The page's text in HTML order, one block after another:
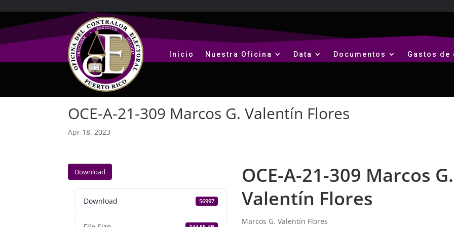
Inicio Nuestra Oficina Data Documentos Gastos
OCE-A-21-309 Marcos G. Valentín Flores
Apr 18, 2023
Download
Download 56997
OCE-A-21-309 Marcos G.
Valentín Flores
Marcos G. Valentín Flores